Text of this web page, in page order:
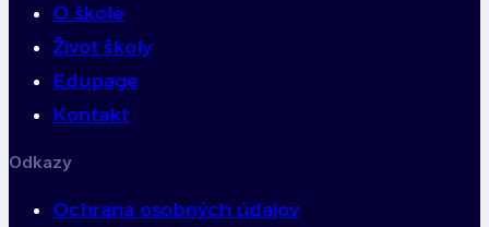
O škole
Život školy
Edupage
Kontakt
Odkazy
Ochrana osobných údajov